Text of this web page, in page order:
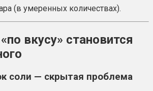
(в умеренных количествах).
вкусу» становится
соли — скрытая проблема